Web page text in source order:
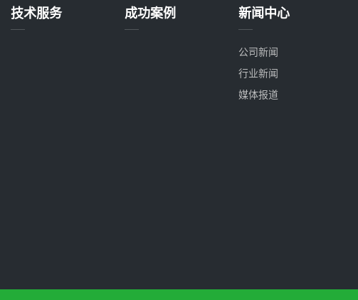
技术服务 成功案例 新闻中心
公司新闻
行业新闻
媒体报道